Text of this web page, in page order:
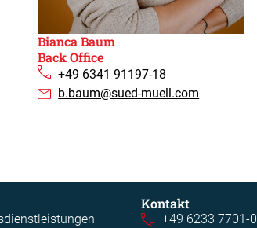
Bianca Baum ​
Back Office
+49 6341 91197-18​
b.baum@sued-muell.com
Kontakt
+49 6233 7701-0​